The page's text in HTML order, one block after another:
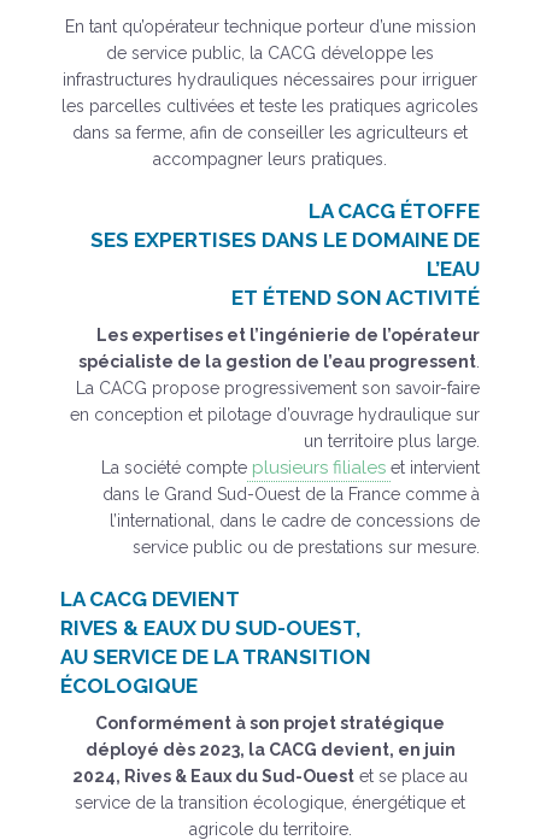
En tant qu’opérateur technique porteur d’une mission
de service public, la CACG développe les
infrastructures hydrauliques nécessaires pour irriguer
les parcelles cultivées et teste les pratiques agricoles
dans sa ferme, afin de conseiller les agriculteurs et
accompagner leurs pratiques.
LA CACG ÉTOFFE
SES EXPERTISES DANS LE DOMAINE DE
L’EAU
ET ÉTEND SON ACTIVITÉ
Les expertises et l’ingénierie de l’opérateur
spécialiste de la gestion de l’eau progressent
La CACG propose progressivement son savoir-faire
en conception et pilotage d’ouvrage hydraulique sur
un territoire plus large.
La société compte plusieurs filiales et intervient
dans le Grand Sud-Ouest de la France comme à
l’international, dans le cadre de concessions de
service public ou de prestations sur mesure.
LA CACG DEVIENT
RIVES & EAUX DU SUD-OUEST,
AU SERVICE DE LA TRANSITION
ÉCOLOGIQUE
Conformément à son projet stratégique
déployé dès 2023, la CACG devient, en juin
2024, Rives & Eaux du Sud-Ouest et se place au
service de la transition écologique, énergétique et
agricole du territoire.